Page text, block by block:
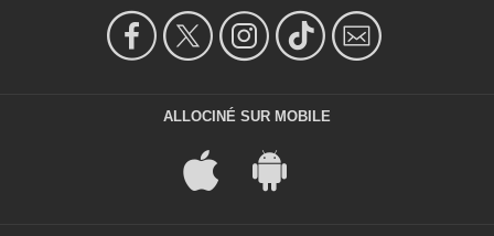
ALLOCINÉ SUR MOBILE